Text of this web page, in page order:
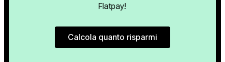
Flatpay!
Calcola quanto risparmi
Calcola quanto risparmi